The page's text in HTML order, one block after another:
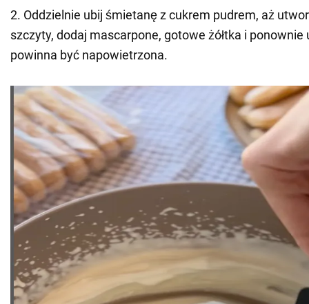
2. Oddzielnie ubij śmietanę z cukrem pudrem, aż
szczyty, dodaj mascarpone, gotowe żółtka i
powinna być napowietrzona.